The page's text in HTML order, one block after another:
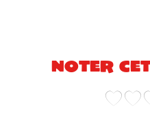
Noter